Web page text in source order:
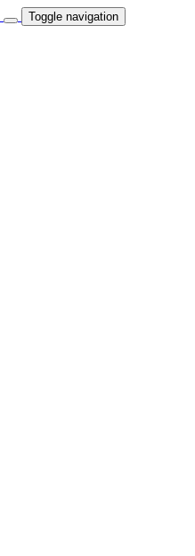
Toggle navigation